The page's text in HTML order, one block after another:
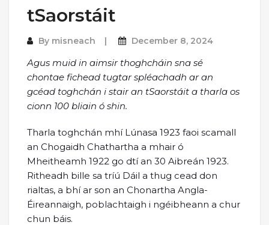
tSaorstáit
By misneach December 8, 2024
Agus muid in aimsir thoghcháin sna sé
chontae fichead tugtar spléachadh ar an
gcéad toghchán i stair an tSaorstáit a tharla os
cionn 100 bliain ó shin.
Tharla toghchán mhí Lúnasa 1923 faoi scamall
an Chogaidh Chathartha a mhair ó
Mheitheamh 1922 go dtí an 30 Aibreán 1923.
Ritheadh bille sa tríú Dáil a thug cead don
rialtas, a bhí ar son an Chonartha Angla-
Éireannaigh, poblachtaigh i ngéibheann a chur
chun báis.